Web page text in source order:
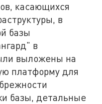
касающихся
в
базы
в
выложены на
платформу для
базы, детальные